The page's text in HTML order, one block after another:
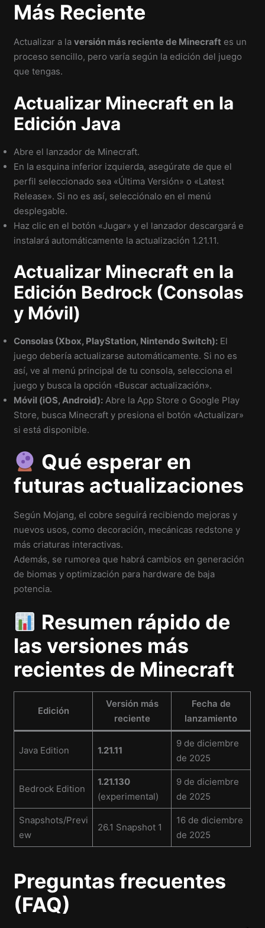
Más Reciente
Actualizar a laversión más reciente de Minecraft es un
proceso sencillo, pero varía según la edición del juego
que tengas.
Actualizar Minecraft en la
Edición Java
Abre el lanzador de Minecraft.
En la esquina inferior izquierda, asegúrate de que el
perfil seleccionado sea «Última Versión» o «Latest
Release». Si no es así, selecciónalo en el menú
desplegable.
Haz clic en el botón «Jugar» y el lanzador descargará e
instalará automáticamente la actualización 1.21.11.
Actualizar Minecraft en la
Edición Bedrock (Consolas
y Móvil)
Consolas (Xbox, PlayStation, Nintendo Switch): El
juego debería actualizarse automáticamente. Si no es
así, ve al menú principal de tu consola, selecciona el
juego y busca la opción «Buscar actualización».
Móvil (iOS, Android): Abre la App Store o Google Play
Store, busca Minecraft y presiona el botón «Actualizar»
si está disponible.
Qué esperar en
futuras actualizaciones
Según Mojang, el cobre seguirá recibiendo mejoras y
nuevos usos, como decoración, mecánicas redstone y
más criaturas interactivas.
Además, se rumorea que habrá cambios en generación
de biomas y optimización para hardware de baja
potencia.
Resumen rápido de
las versiones más
recientes de Minecraft
Edición
Versión más
reciente
Fecha de
lanzamiento
Java Edition 1.21.11
9 de diciembre
de 2025
Bedrock Edition
1.21.130
(experimental)
9 de diciembre
de 2025
Snapshots/Previ
ew
26.1 Snapshot 1
16 de diciembre
de 2025
Preguntas frecuentes
(FAQ)